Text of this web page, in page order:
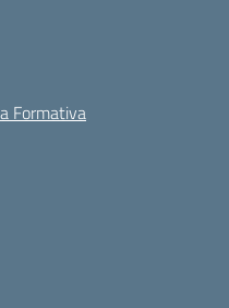
Formativa